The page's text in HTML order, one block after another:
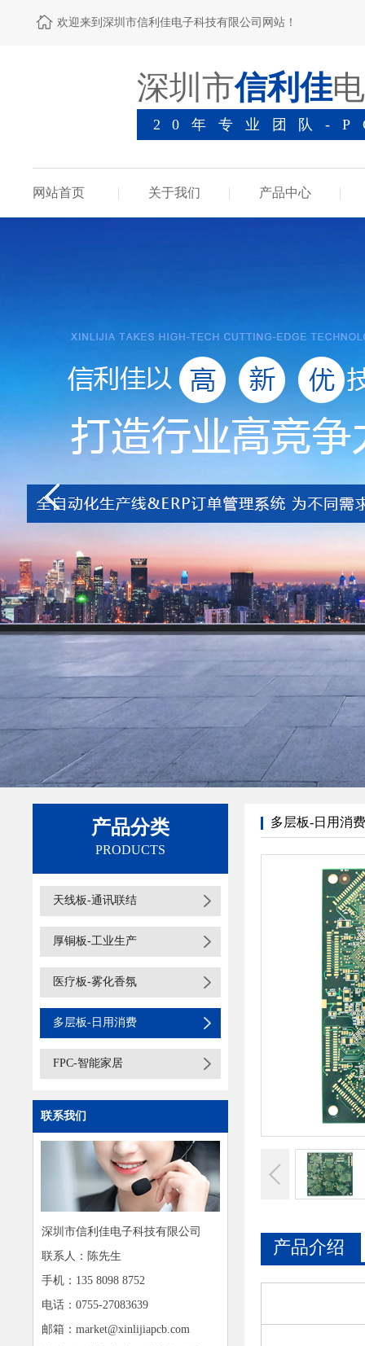
欢迎来到深圳市信利佳电子科技有限公司网站！
深圳市信利佳
20年专业团队-
网站首页 关于我们 产品中心
产品分类
PRODUCTS
天线板-通讯联结
厚铜板-工业生产
医疗板-雾化香氛
多层板-日用消费
FPC-智能家居
联系我们
深圳市信利佳电子科技有限公司
联系人：陈先生
手机：135 8098 8752
电话：0755-27083639
邮箱：market@xinlijiapcb.com
多层板-日用消费
产品介绍